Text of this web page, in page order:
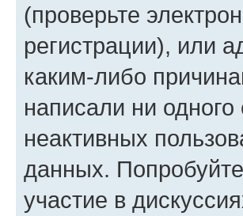
(проверьте
регистрации), или
каким-либо
написали ни
неактивных
данных.
участие в